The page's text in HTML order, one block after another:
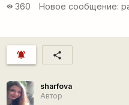
visibility 360 Новое сообщение:
notifications_active share
sharfova
Автор